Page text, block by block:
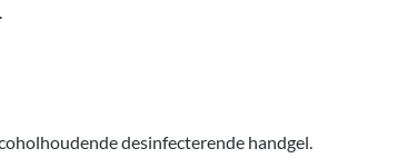
desinfecterende handgel.